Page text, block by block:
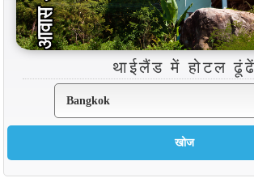
थाईलैंड में होटल ढूंढें